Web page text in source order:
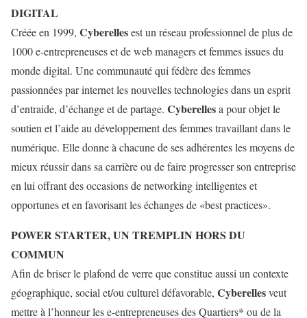
DIGITAL
Créée en 1999, Cyberellesest un réseau professionnel de plus de
1000 e-entrepreneuses et de web managers et femmes issues du
monde digital. Une communauté qui fédère des femmes
passionnées par internet les nouvelles technologies dans un esprit
d’entraide, d’échange et de partage. Cyberellesa pour objet le
soutien et l’aide au développement des femmes travaillant dans le
numérique. Elle donne à chacune de ses adhérentes les moyens de
mieux réussir dans sa carrière ou de faire progresser son entreprise
en lui offrant des occasions de networking intelligentes et
opportunes et en favorisant les échanges de «best practices».
POWER STARTER, UN TREMPLIN HORS DU
COMMUN
Afin de briser le plafond de verre que constitue aussi un contexte
géographique, social et/ou culturel défavorable, Cyberellesveut
mettre à l’honneur les e-entrepreneuses des Quartiers* ou de la